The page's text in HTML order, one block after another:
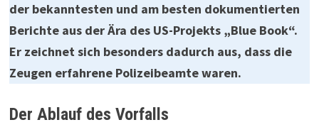
der bekanntesten und am besten dokumentierten
Berichte aus der Ära des US-Projekts „Blue Book“.
Er zeichnet sich besonders dadurch aus, dass die
Zeugen erfahrene Polizeibeamte waren.
Der Ablauf des Vorfalls